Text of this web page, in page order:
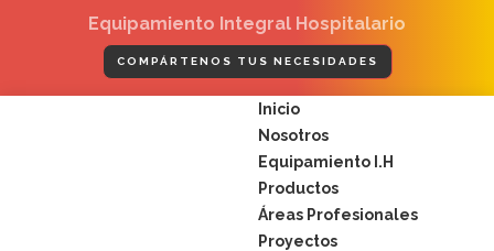
Equipamiento Integral Hospitalario
COMPÁRTENOS TUS NECESIDADES
Inicio
Nosotros
Equipamiento I.H
Productos
Áreas Profesionales
Proyectos
Menú